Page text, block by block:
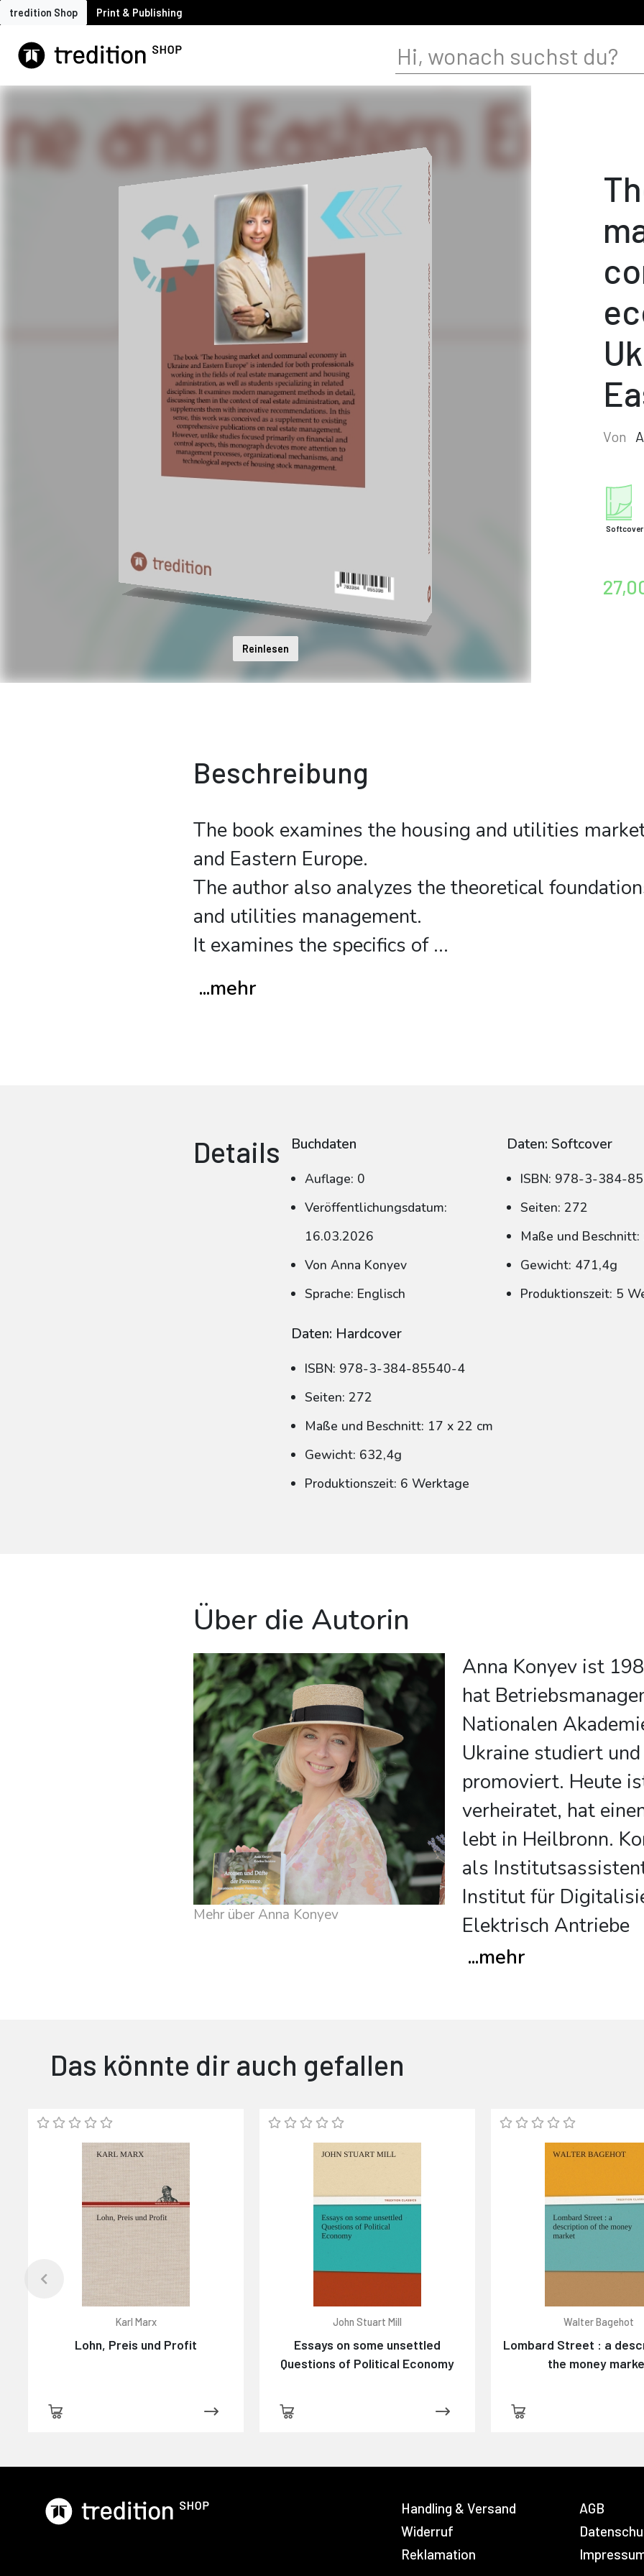
tredition Shop Print & Publishing
Reinlesen
Von
Softcover
Beschreibung
The book examines the housing and utilities
and Eastern Europe.
The author also analyzes the theoretical
and utilities management.
It examines the specifics of...
...mehr
Details Buchdaten
Auflage: 0
Veröffentlichungsdatum:
16.03.2026
Von Anna Konyev
Sprache: Englisch
Daten: Softcover
ISBN: 978-3-384-
Seiten: 272
Maße und
Gewicht: 471,4g
Produktionszeit: 5
Daten: Hardcover
ISBN: 978-3-384-85540-4
Seiten: 272
Maße und Beschnitt: 17 x 22 cm
Gewicht: 632,4g
Produktionszeit: 6 Werktage
Über die Autorin
Mehr über Anna Konyev
Anna Konyev ist
hat
Nationalen
Ukraine studiert
promoviert. Heute
verheiratet, hat
lebt in Heilbronn.
als
Institut für
Elektrisch Antriebe
...mehr
Das könnte dir auch gefallen
Karl Marx
Lohn, Preis und Profit
John Stuart Mill
Essays on some unsettled
Questions of Political Economy
Walter Bagehot
Lombard Street : a
the money
Handling & Versand
Widerruf
Reklamation
AGB